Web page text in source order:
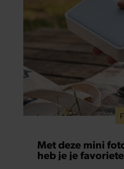
Met deze mini
heb je je